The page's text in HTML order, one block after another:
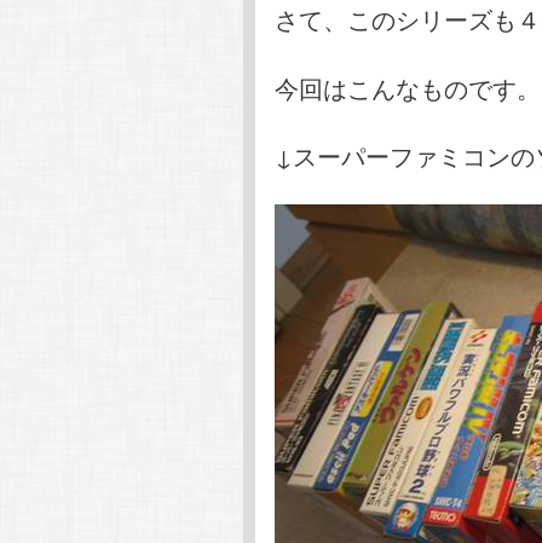
さて、このシリーズも
今回はこんなものです。
↓スーパーファミコン